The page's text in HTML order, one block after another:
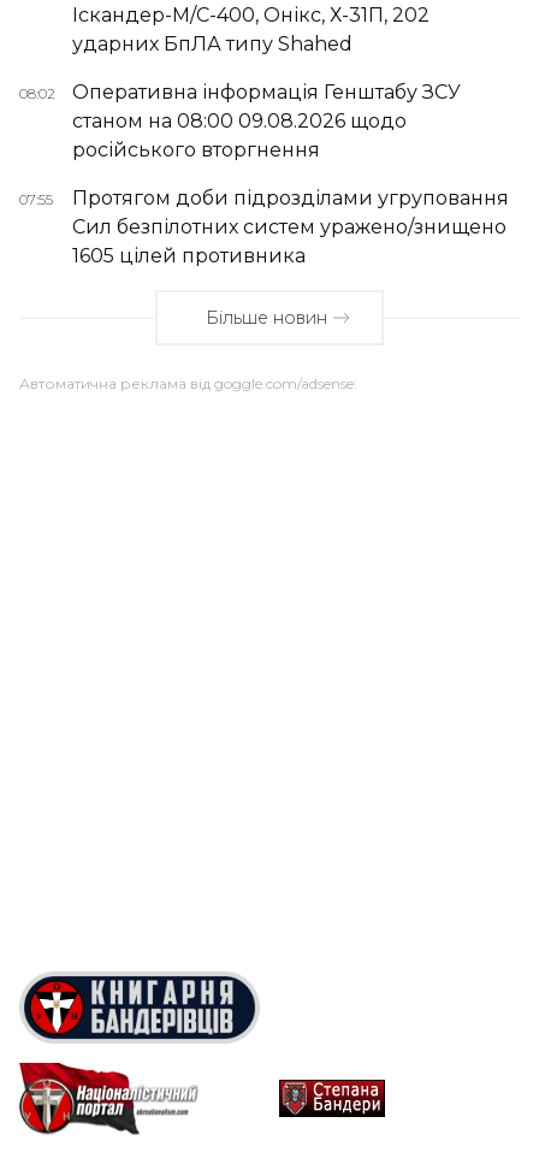
Іскандер-М/С-400, Онікс, Х-31П, 202
ударних БпЛА типу Shahed
08:02
Оперативна інформація Генштабу ЗСУ
станом на 08:00 09.08.2026 щодо
російського вторгнення
07:55
Протягом доби підрозділами угруповання
Сил безпілотних систем уражено/знищено
1605 цілей противника
Більше новин
Автоматична реклама від goggle.com/adsense: